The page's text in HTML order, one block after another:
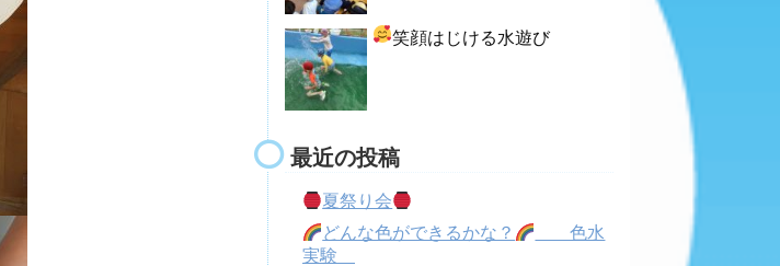
笑顔はじける水遊び
最近の投稿
夏祭り会
どんな色ができるかな？
色水
実験